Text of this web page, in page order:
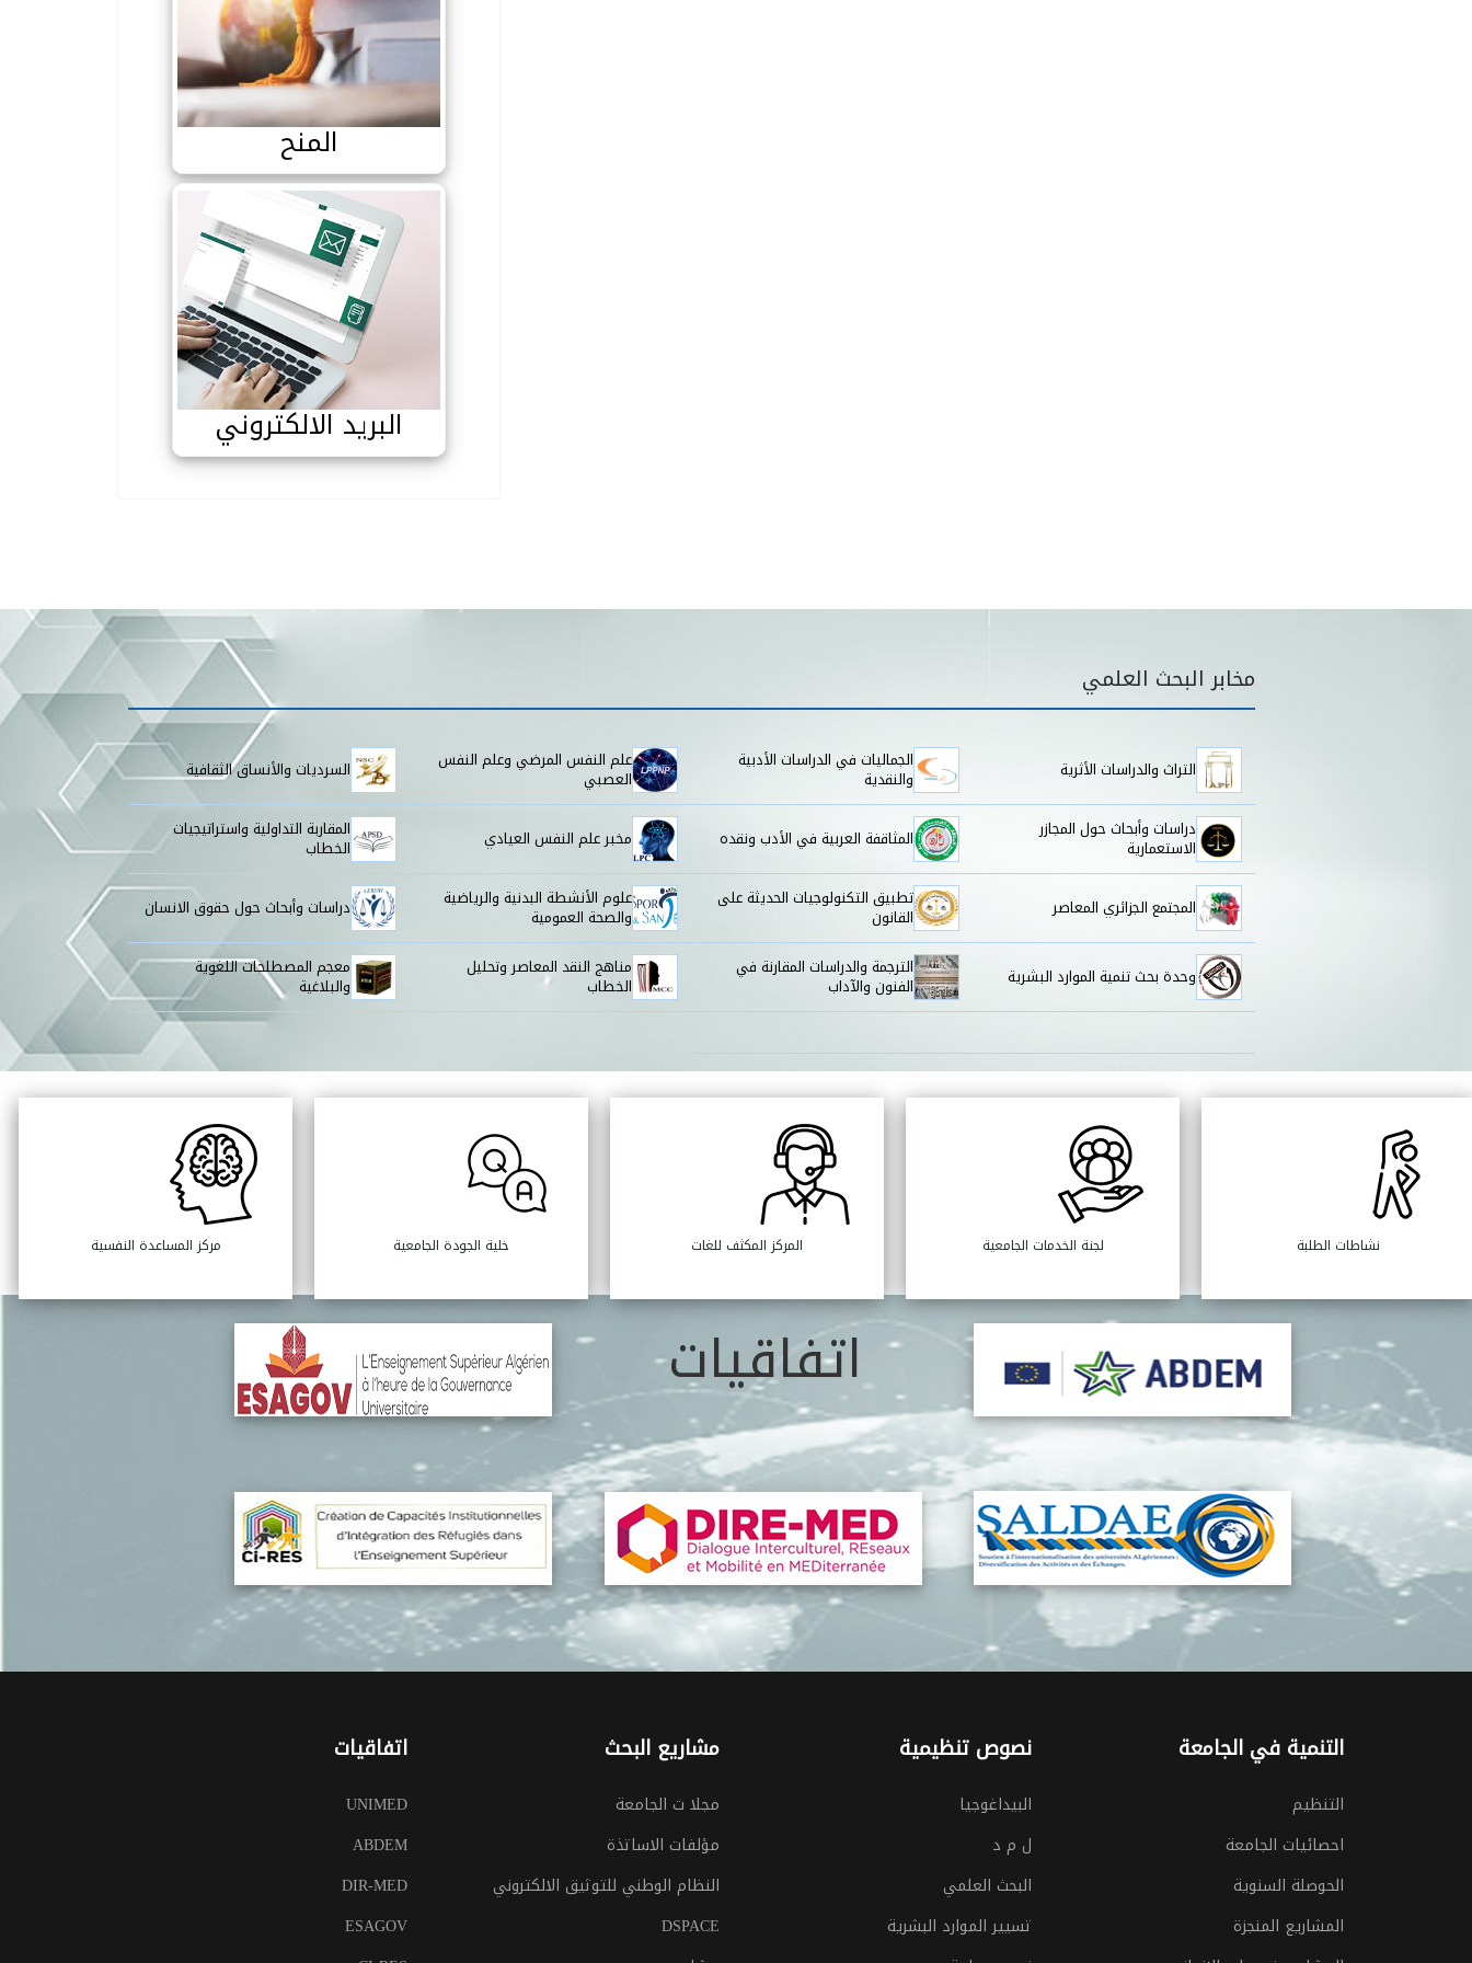
المنح
المنح
البريد الالكتروني
البريد الالكتروني
قائمة مخابر البحث
مخابر البحث العلمي
التراث والدراسات الأثرية الجماليات في الدراسات الأدبية
والنقدية
علم النفس المرضي وعلم النفس
العصبي السرديات والأنساق الثقافية
دراسات وأبحاث حول المجازر
الاستعمارية المثاقفة العربية في الأدب ونقده مخبر علم النفس العيادي المقاربة التداولية واستراتيجيات
الخطاب
المجتمع الجزائري المعاصر تطبيق التكنولوجيات الحديثة على
القانون
علوم الأنشطة البدنية والرياضية
والصحة العمومية دراسات وأبحاث حول حقوق الانسان
وحدة بحث تنمية الموارد البشرية الترجمة والدراسات المقارنة في
الفنون والآداب
مناهج النقد المعاصر وتحليل
الخطاب
معجم المصطلحات اللغوية
والبلاغية
نشاطات الطلبة لجنة الخدمات الجامعية المركز المكثف للغات خلية الجودة الجامعية مركز المساعدة النفسية
اتفاقيات
التنمية في الجامعة
التنظيم
احصائيات الجامعة
الحوصلة السنوية
المشاريع المنجزة
نصوص تنظيمية
البيداغوجيا
ل م د
البحث العلمي
تسيير الموارد البشرية
مشاريع البحث
مجلا ت الجامعة
مؤلفات الاساتذة
النظام الوطني للتوثيق الالكتروني
DSPACE
اتفاقيات
UNIMED
ABDEM
DIR-MED
ESAGOV